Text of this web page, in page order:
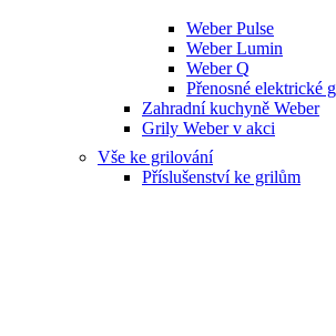
Weber Pulse
Weber Lumin
Weber Q
Přenosné elektrické
Zahradní kuchyně Weber
Grily Weber v akci
Vše ke grilování
Příslušenství ke grilům